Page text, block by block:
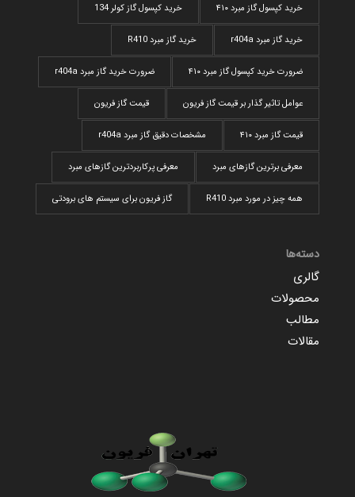
خرید کپسول گاز مبرد ۴۱۰ خرید کپسول گاز کولر 134
خرید گاز مبرد r404a خرید گاز مبرد R410
ضرورت خرید کپسول گاز مبرد ۴۱۰ ضرورت خرید گاز مبرد r404a
عوامل تاثیر گذار بر قیمت گاز فریون قیمت گاز فریون
قیمت گاز مبرد ۴۱۰ مشخصات دقیق گاز مبرد r404a
معرفی برترین گازهای مبرد معرفی پرکاربردترین گاز‌های مبرد
همه چیز در مورد مبرد R410 گاز فریون برای سیستم های برودتی
دسته‌ها
گالری
محصولات
مطالب
مقالات